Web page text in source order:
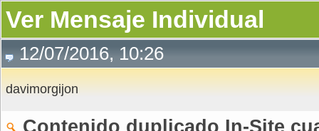
Ver Mensaje Individual
12/07/2016, 10:26
davimorgijon
Contenido duplicado In-Site